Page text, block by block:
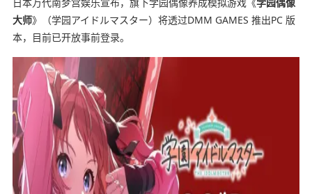
大师》（学园アイドルマスター）将透过DMM GAMES 推出PC 版
本，目前已开放事前登录。